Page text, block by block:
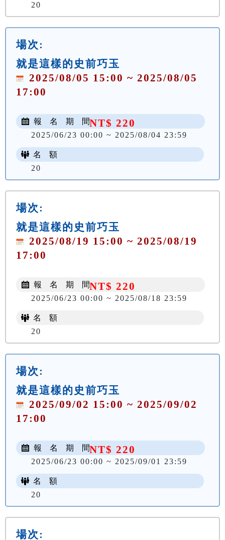
20
場次:
就是這樣的史前巧玉
2025/08/05 15:00 ~ 2025/08/05
17:00
NT$ 220
報 名 期 間
2025/06/23 00:00 ~ 2025/08/04 23:59
名 額
20
場次:
就是這樣的史前巧玉
2025/08/19 15:00 ~ 2025/08/19
17:00
NT$ 220
報 名 期 間
2025/06/23 00:00 ~ 2025/08/18 23:59
名 額
20
場次:
就是這樣的史前巧玉
2025/09/02 15:00 ~ 2025/09/02
17:00
NT$ 220
報 名 期 間
2025/06/23 00:00 ~ 2025/09/01 23:59
名 額
20
場次: